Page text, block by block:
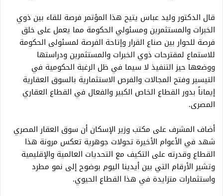
قال الدكتور وليد عباس يتيح هذا المؤتمر فرصة للقاء بين ذوي
الخبرات والمستثمرين ومسئولي الحكومة مما يعمل على خلق
فرصة للحوار بين صناع القرار وإتاحة الفرصة لمسئولى الحكومة
للاستماع لمقترحات ذوي الخبرات والمستثمرين ودراستها
ووضعها حيز التنفيذ لا سيما في ظل الرغبة الحكومية في
التيسير وفتح المجالات والفرص الاستثمارية بالسوق العقارية
إيماناً بدور القطاع الخاص الكبير والفعال في القطاع العقاري
المصرى.
أضاف المشرف على مكتب وزير الإسكان أن سوق العقار المصري
شهد في الأعوام الأخيرة تحولات جوهرية تعكس مرونة هذا
القطاع وقدرته على التكيف مع التحديات العالمية والإقليمية
وتشير الأرقام التي بين أيدينا اليوم بوضوح إلى نمو مطرد
واستثمارات متزايدة في هذا القطاع الحيوي.